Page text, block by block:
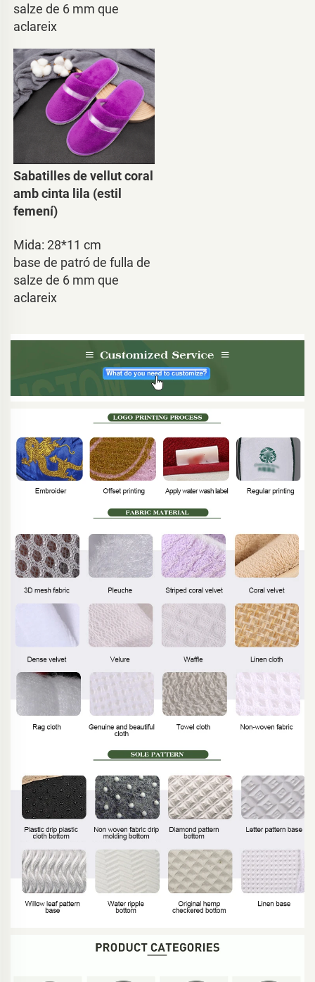
salze de 6 mm que
aclareix
Sabatilles de vellut coral
amb cinta lila (estil
femení)
Mida: 28*11 cm
base de patró de fulla de
salze de 6 mm que
aclareix